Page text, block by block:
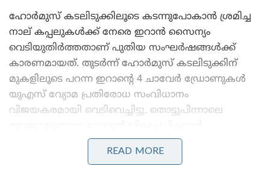
ഹോർമുസ് കടലിടുക്കിലൂടെ കടന്നുപോകാൻ ശ്രമിച്ച
നാല് കപ്പലുകൾക്ക് നേരെ ഇറാൻ സൈന്യം
വെടിയുതിർത്തതാണ് പുതിയ സംഘർഷങ്ങൾക്ക്
കാരണമായത്. തുടർന്ന് ഹോർമുസ് കടലിടുക്കിന്
മുകളിലൂടെ പറന്ന ഇറാന്റെ 4 ചാവേർ ഡ്രോണുകൾ
യുഎസ് വ്യോമ പ്രതിരോധ സംവിധാനം
വിജയകരമായി വെടിവെച്ചിട്ടു. തൊട്ടുപിന്നാലെ
തയ്യാറെടുക്കുകയായിരുന്ന ദക്ഷിണ ഇറാന്റെ തുറമുഖ
നഗരമായ ബന്ദർ അബ്ബാസിലെ ഇറാന്റെ ഗ്രൗണ്ട്
READ MORE